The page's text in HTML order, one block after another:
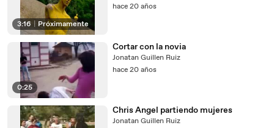
3:16 Próximamente
hace 20 años
0:25
Cortar con la novia
Jonatan Guillen Ruiz
hace 20 años
Chris Angel partiendo mujeres
Jonatan Guillen Ruiz